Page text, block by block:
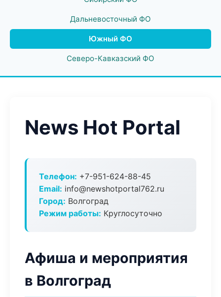
Дальневосточный ФО
Южный ФО
Северо-Кавказский ФО
News Hot Portal
Телефон: +7-951-624-88-45
Email: info@newshotportal762.ru
Город: Волгоград
Режим работы: Круглосуточно
Афиша и мероприятия
в Волгоград